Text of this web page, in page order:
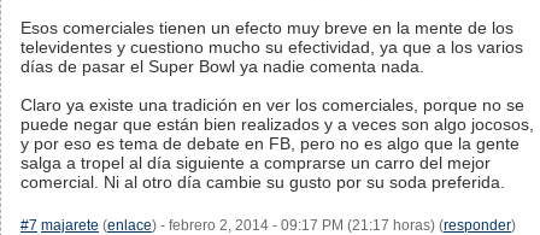
Esos comerciales tienen un efecto muy breve en la mente de los
televidentes y cuestiono mucho su efectividad, ya que a los varios
días de pasar el Super Bowl ya nadie comenta nada.
Claro ya existe una tradición en ver los comerciales, porque no se
puede negar que están bien realizados y a veces son algo jocosos,
y por eso es tema de debate en FB, pero no es algo que la gente
salga a tropel al día siguiente a comprarse un carro del mejor
comercial. Ni al otro día cambie su gusto por su soda preferida.
#7 majarete (enlace) - febrero 2, 2014 - 09:17 PM (21:17 horas) (responder)